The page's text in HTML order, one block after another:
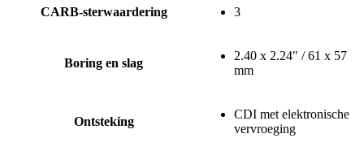
CARB-sterwaardering 3
Boring en slag
2.40 x 2.24″ / 61 x 57
mm
Ontsteking
CDI met elektronische
vervroeging